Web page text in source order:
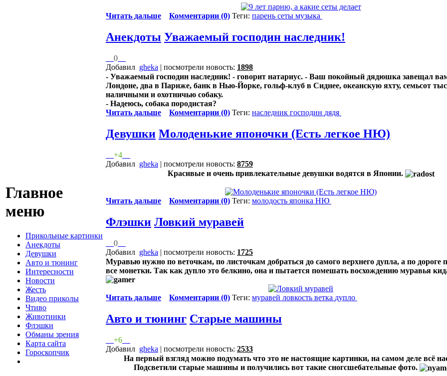
Главное
меню
Прикольные картинки
Анекдоты
Девушки
Авто и тюнинг
Интересности
Новости
Жесть
Видео приколы
Чтиво
Животинки
Флэшки
Обманы зрения
Карта сайта
Гороскопчик
Читать дальше Комментарии (0) Теги: парень сеты музыка
Анекдоты Уважаемый господин наследник!
0
Добавил gheka | посмотрели новость: 1898
- Уважаемый господин наследник! - говорит натариус. - Ваш покойный дядюшка завещал
Лондоне, два в Париже, банк в Нью-Йорке, гольф-клуб в Сиднее, океанскую яхту, семьсот
наличными и охотничью собаку.
- Надеюсь, собака породистая?
Читать дальше
Комментарии (0) Теги: наследник господин дядя
Девушки Молоденькие японочки (Есть легкое НЮ)
+4
Добавил gheka | посмотрели новость: 8759
Красивые и очень привлекательные девушки водятся в Японии.
Читать дальше Комментарии (0) Теги: молодость японка НЮ
Флэшки Ловкий муравей
0
Добавил gheka | посмотрели новость: 1725
Муравью нужно по веточкам, по листочкам добраться до самого верхнего дупла, а по дороге
все монетки. Так как дупло это белкино, она и пытается помешать восхождению муравья
Читать дальше Комментарии (0) Теги: муравей ловкость ветка дупло
Авто и тюнинг Старые машины
+6
Добавил gheka | посмотрели новость: 2533
На первый взгляд можно подумать что это не настоящие картинки, на самом деле всё
Подсветили старые машины и получились вот такие сногсшебательные фото.